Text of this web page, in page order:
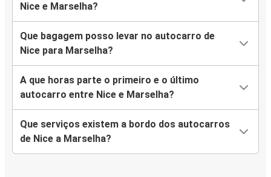
Nice e Marselha?
Que bagagem posso levar no autocarro de
Nice para Marselha?
A que horas parte o primeiro e o último
autocarro entre Nice e Marselha?
Que serviços existem a bordo dos autocarros
de Nice a Marselha?